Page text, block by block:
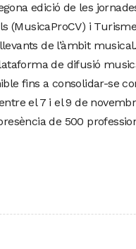
edició de les
(MusicaProCV) i
de l’àmbit musical.
de difusió
fins a consolidar-se
el 7 i el 9 de
de 500